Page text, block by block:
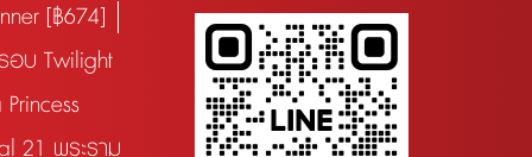
[฿674]
อบ Twilight
21 พระราม